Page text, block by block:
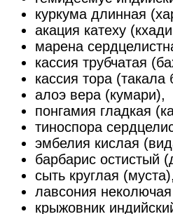
куркума длинная
акация катеху
марена
кассия трубчатая
кассия тора (такала
алоэ вера (кумари),
понгамия гладкая
тиноспора
эмбелия кислая
барбарис остистый
сыть круглая (муста),
лавсония
крыжовник